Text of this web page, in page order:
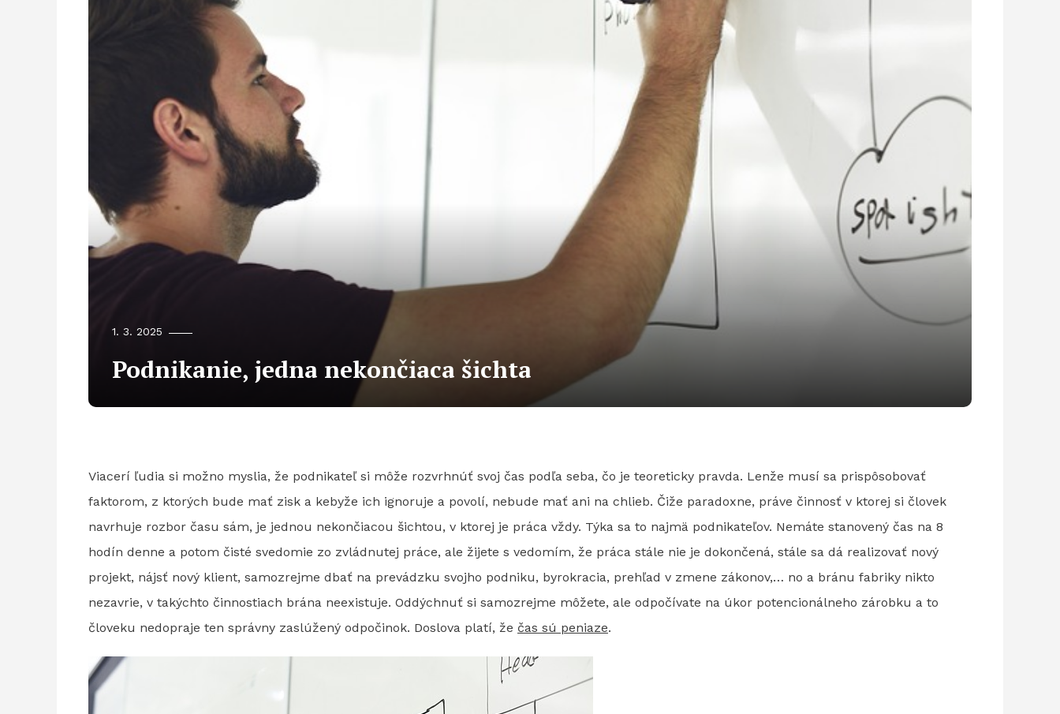
1. 3. 2025
Podnikanie, jedna nekončiaca šichta
Viacerí ľudia si možno myslia, že podnikateľ si môže rozvrhnúť svoj čas podľa seba, čo je teoreticky pravda. Lenže musí sa prispôsobovať
faktorom, z ktorých bude mať zisk a kebyže ich ignoruje a povolí, nebude mať ani na chlieb. Čiže paradoxne, práve činnosť v ktorej si človek
navrhuje rozbor času sám, je jednou nekončiacou šichtou, v ktorej je práca vždy. Týka sa to najmä podnikateľov. Nemáte stanovený čas na 8
hodín denne a potom čisté svedomie zo zvládnutej práce, ale žijete s vedomím, že práca stále nie je dokončená, stále sa dá realizovať nový
projekt, nájsť nový klient, samozrejme dbať na prevádzku svojho podniku, byrokracia, prehľad v zmene zákonov,… no a bránu fabriky nikto
nezavrie, v takýchto činnostiach brána neexistuje. Oddýchnuť si samozrejme môžete, ale odpočívate na úkor potencionálneho zárobku a to
človeku nedopraje ten správny zaslúžený odpočinok. Doslova platí, že čas sú peniaze.